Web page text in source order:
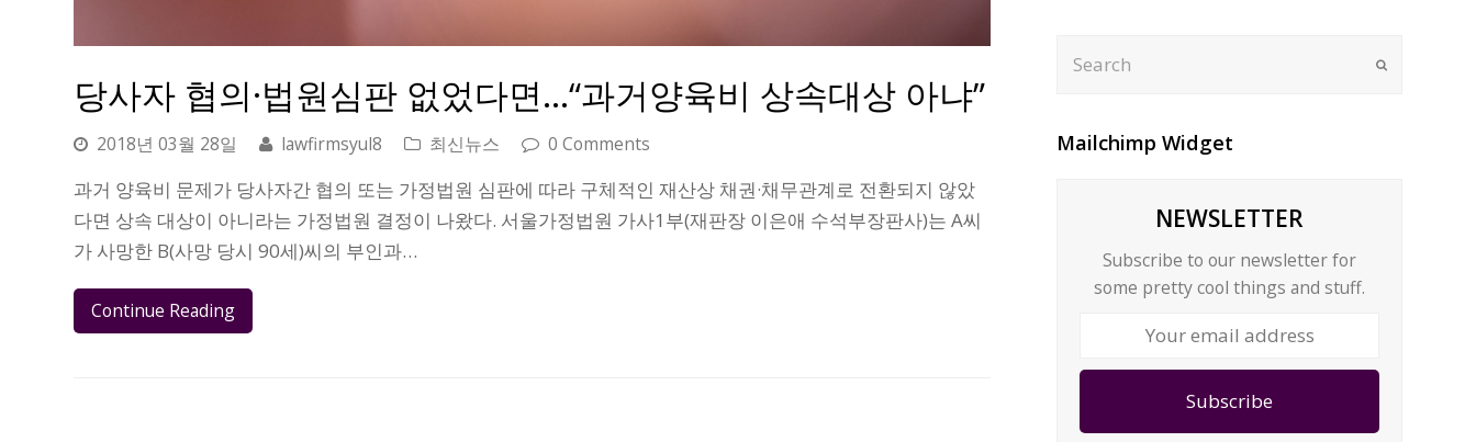
당사자 협의·법원심판 없었다면…“과거양육비 상속대상 아냐”
2018년 03월 28일 lawfirmsyul8 최신뉴스 0 Comments
과거 양육비 문제가 당사자간 협의 또는 가정법원 심판에 따라 구체적인 재산상 채권·채무관계로 전환되지 않았
다면 상속 대상이 아니라는 가정법원 결정이 나왔다. 서울가정법원 가사1부(재판장 이은애 수석부장판사)는 A씨
가 사망한 B(사망 당시 90세)씨의 부인과…
Continue Reading
Submit
Mailchimp Widget
NEWSLETTER
Subscribe to our newsletter for
some pretty cool things and stuff.
Subscribe